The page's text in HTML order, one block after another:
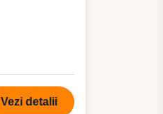
Vezi detalii